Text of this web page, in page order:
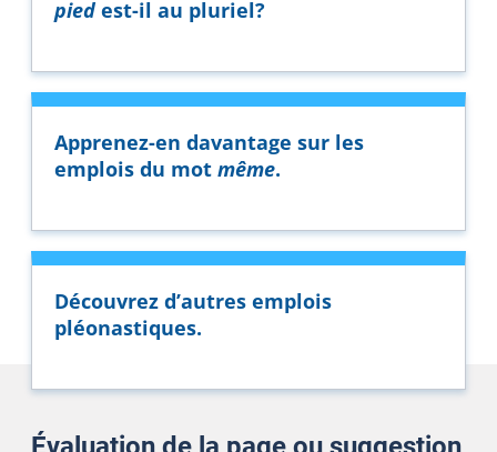
piedest-il au pluriel?
Apprenez-en davantage sur les
emplois du mot même.
Découvrez d’autres emplois
pléonastiques.